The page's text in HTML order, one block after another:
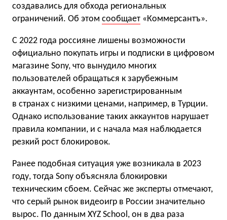
создавались для обхода региональных
ограничений. Об этом сообщает «Коммерсантъ».
С 2022 года россияне лишены возможности
официально покупать игры и подписки в цифровом
магазине Sony, что вынудило многих
пользователей обращаться к зарубежным
аккаунтам, особенно зарегистрированным
в странах с низкими ценами, например, в Турции.
Однако использование таких аккаунтов нарушает
правила компании, и с начала мая наблюдается
резкий рост блокировок.
Ранее подобная ситуация уже возникала в 2023
году, тогда Sony объясняла блокировки
техническим сбоем. Сейчас же эксперты отмечают,
что серый рынок видеоигр в России значительно
вырос. По данным XYZ School, он в два раза